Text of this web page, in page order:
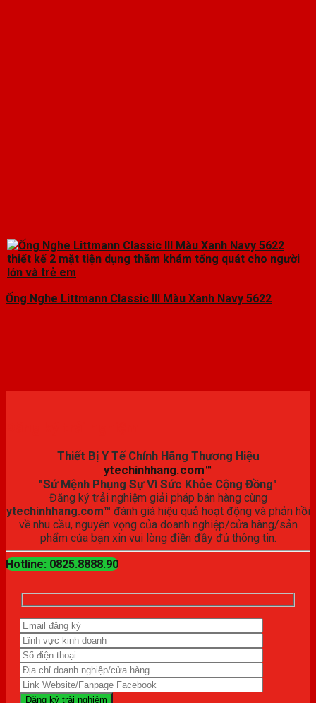
Ống Nghe Littmann Classic III Màu Xanh Navy 5622
Thiết Bị Y Tế Chính Hãng Thương Hiệu
ytechinhhang.com™
"Sứ Mệnh Phụng Sự Vì Sức Khỏe Cộng Đồng"
Đăng ký trải nghiệm giải pháp bán hàng cùng
ytechinhhang.com™ đánh giá hiệu quả hoạt động và phản hồi
về nhu cầu, nguyện vọng của doanh nghiệp/cửa hàng/sản
phẩm của bạn xin vui lòng điền đầy đủ thông tin.
Hotline: 0825.8888.90